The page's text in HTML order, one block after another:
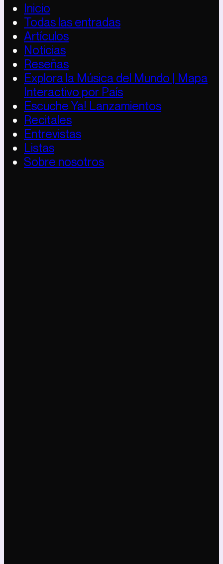
Inicio
Todas las entradas
Artículos
Noticias
Reseñas
Explora la Música del Mundo | Mapa
Interactivo por País
Escuche Ya! Lanzamientos
Recitales
Entrevistas
Listas
Sobre nosotros